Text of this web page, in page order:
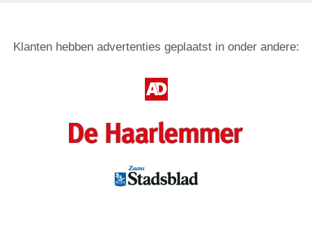
Klanten hebben advertenties geplaatst in onder andere: